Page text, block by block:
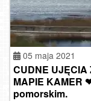
05 maja 2021
CUDNE UJĘCIA
MAPIE KAMER
pomorskim.